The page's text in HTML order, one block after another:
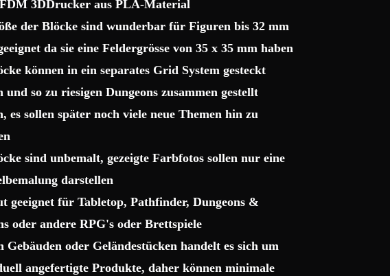
3DDrucker aus PLA-Material
der Blöcke sind wunderbar für Figuren bis 32 mm
da sie eine Feldergrösse von 35 x 35 mm haben
können in ein separates Grid System gesteckt
und so zu riesigen Dungeons zusammen gestellt
es sollen später noch viele neue Themen hin zu
sind unbemalt, gezeigte Farbfotos sollen nur eine
darstellen
geeignet für Tabletop, Pathfinder, Dungeons &
oder andere RPG's oder Brettspiele
Gebäuden oder Geländestücken handelt es sich um
angefertigte Produkte, daher können minimale